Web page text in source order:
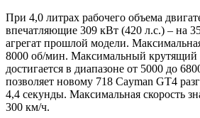
При 4,0 литрах рабочего объема
впечатляющие 309 кВт (420 л.с.) – на
агрегат прошлой модели.
8000 об/мин. Максимальный
достигается в диапазоне от 5000 до
позволяет новому 718 Cayman GT4
4,4 секунды. Максимальная скорость
300 км/ч.